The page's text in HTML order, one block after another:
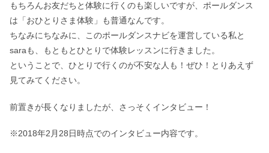
もちろんお友だちと体験に行くのも楽しいですが、ポールダンス
は「おひとりさま体験」も普通なんです。
ちなみにちなみに、このポールダンスナビを運営している私と
saraも、もともとひとりで体験レッスンに行きました。
ということで、ひとりで行くのが不安な人も！ぜひ！とりあえず
見てみてください。
前置きが長くなりましたが、さっそくインタビュー！
※2018年2月28日時点でのインタビュー内容です。